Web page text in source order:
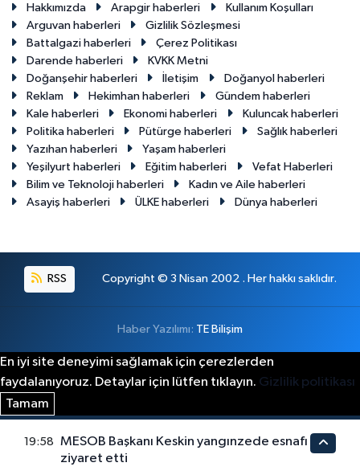
Hakkımızda
Arapgir haberleri
Kullanım Koşulları
Arguvan haberleri
Gizlilik Sözleşmesi
Battalgazi haberleri
Çerez Politikası
Darende haberleri
KVKK Metni
Doğanşehir haberleri
İletişim
Doğanyol haberleri
Reklam
Hekimhan haberleri
Gündem haberleri
Kale haberleri
Ekonomi haberleri
Kuluncak haberleri
Politika haberleri
Pütürge haberleri
Sağlık haberleri
Yazıhan haberleri
Yaşam haberleri
Yeşilyurt haberleri
Eğitim haberleri
Vefat Haberleri
Bilim ve Teknoloji haberleri
Kadın ve Aile haberleri
Asayiş haberleri
ÜLKE haberleri Dünya haberleri
RSS Copyright © 3 Nisan 2002 . Her hakkı saklıdır.
Haber Yazılımı: TE Bilişim
En iyi site deneyimi sağlamak için çerezlerden
faydalanıyoruz. Detaylar için lütfen tıklayın. Gizlilik politikası
Tamam
19:58
MESOB Başkanı Keskin yangınzede esnafı
ziyaret etti